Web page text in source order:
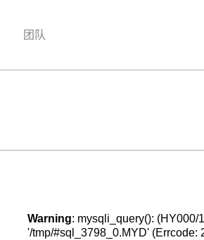
团队
Warning: mysqli_query(): (HY000/
'/tmp/#sql_3798_0.MYD' (Errcode: